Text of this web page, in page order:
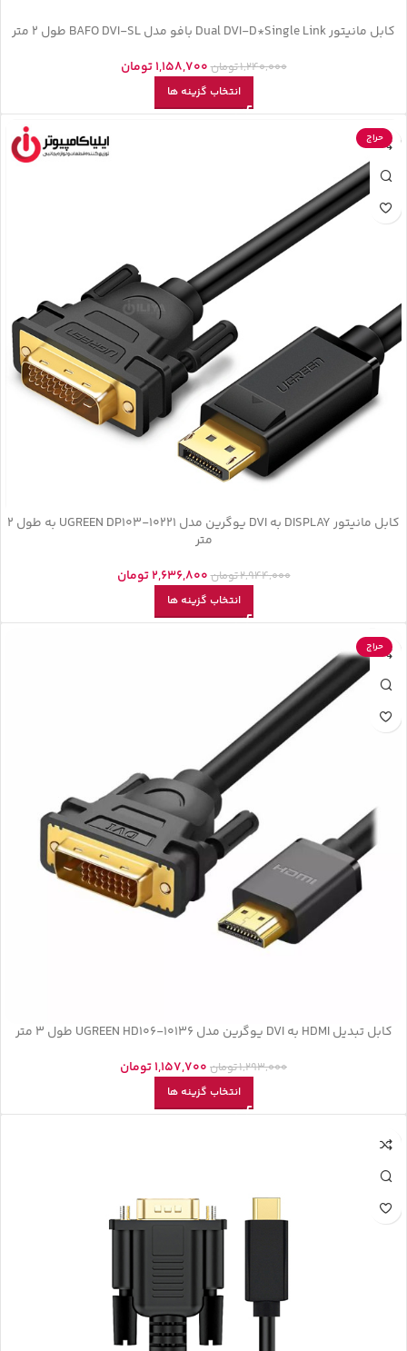
کابل مانیتور Dual DVI-D*Single Link بافو مدل BAFO DVI-SL طول 2 متر
1,240,000تومان1,158,700 تومان
انتخاب گزینه ها
حراج
کابل مانیتور DISPLAY به DVI یوگرین مدل UGREEN DP103-10221 به طول 2
متر
2,944,000تومان2,636,800 تومان
انتخاب گزینه ها
حراج
کابل تبدیل HDMI به DVI یوگرین مدل UGREEN HD106-10136 طول 3 متر
1,293,000تومان 1,157,700تومان
انتخاب گزینه ها